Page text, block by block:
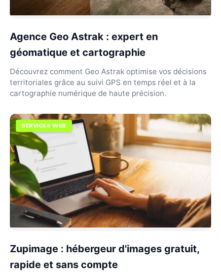
Agence Geo Astrak : expert en
géomatique et cartographie
Découvrez comment Geo Astrak optimise vos décisions
territoriales grâce au suivi GPS en temps réel et à la
cartographie numérique de haute précision.
SERVICES WEB
Zupimage : hébergeur d'images gratuit,
rapide et sans compte